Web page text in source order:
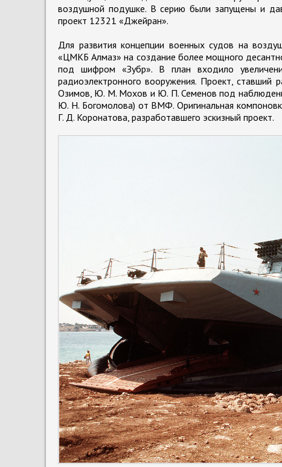
воздушной подушке. В серию были запущены и
проект 12321 «Джейран».
Для развития концепции военных судов на
«ЦМКБ Алмаз» на создание более мощного
под шифром «Зубр». В план входило
радиоэлектронного вооружения. Проект, ставший
Озимов, Ю. М. Мохов и Ю. П. Семенов под
Ю. Н. Богомолова) от ВМФ. Оригинальная
Г. Д. Коронатова, разработавшего эскизный проект.